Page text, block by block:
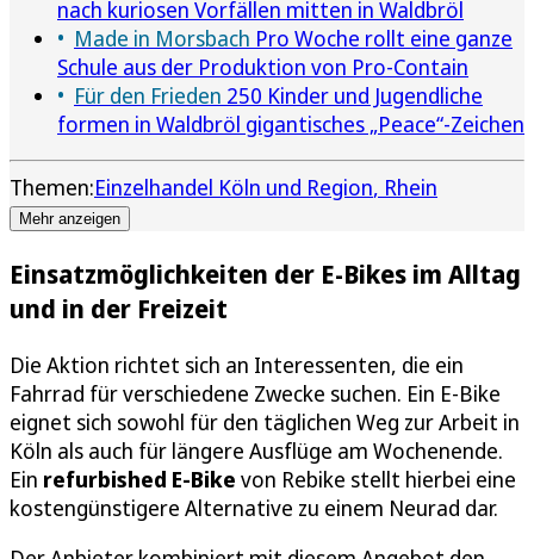
nach kuriosen Vorfällen mitten in Waldbröl
Made in Morsbach Pro Woche rollt eine ganze
Schule aus der Produktion von Pro-Contain
Für den Frieden 250 Kinder und Jugendliche
formen in Waldbröl gigantisches „Peace“-Zeichen
Themen:Einzelhandel Köln und Region Rhein
Mehr anzeigen
Einsatzmöglichkeiten der E-Bikes im Alltag
und in der Freizeit
Die Aktion richtet sich an Interessenten, die ein
Fahrrad für verschiedene Zwecke suchen. Ein E-Bike
eignet sich sowohl für den täglichen Weg zur Arbeit in
Köln als auch für längere Ausflüge am Wochenende.
Ein refurbished E-Bike von Rebike stellt hierbei eine
kostengünstigere Alternative zu einem Neurad dar.